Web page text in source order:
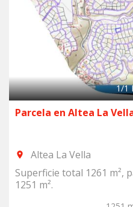
1/1
Parcela en Altea La Vella
room
Altea La Vella
Superficie total 1261 m²,
1251 m².